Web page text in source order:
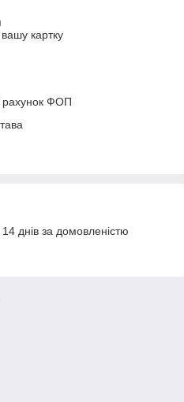
картку
рахунок ФОП
днів за домовленістю